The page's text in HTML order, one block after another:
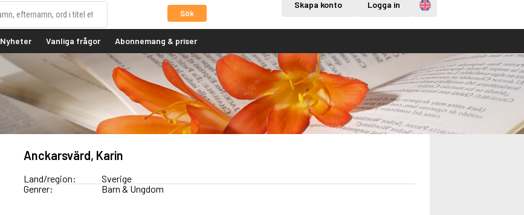
Sök
Skapa konto Logga in Engelska
Nyheter Vanliga frågor Abonnemang & priser
Anckarsvärd, Karin
Land/region:
Sverige
Genrer:
Barn & Ungdom